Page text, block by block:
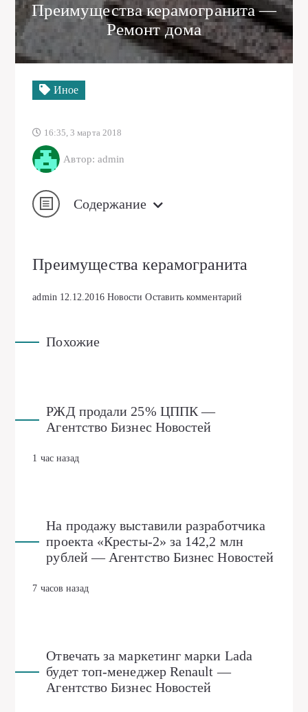
Преимущества керамогранита —
Ремонт дома
Иное
16:35, 3 марта 2018
Автор: admin
Содержание
Преимущества керамогранита
admin 12.12.2016 Новости Оставить комментарий
Похожие
РЖД продали 25% ЦППК —
Агентство Бизнес Новостей
1 час назад
На продажу выставили разработчика
проекта «Кресты-2» за 142,2 млн
рублей — Агентство Бизнес Новостей
7 часов назад
Отвечать за маркетинг марки Lada
будет топ-менеджер Renault —
Агентство Бизнес Новостей